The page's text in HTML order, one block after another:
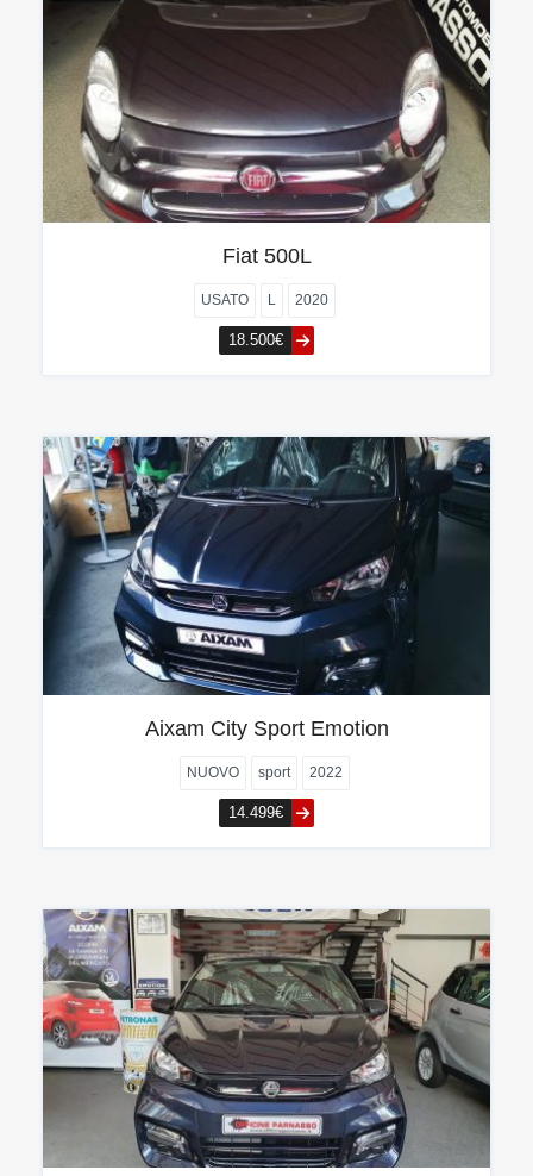
Fiat 500L
USATO L 2020
18.500€
Aixam City Sport Emotion
NUOVO sport 2022
14.499€